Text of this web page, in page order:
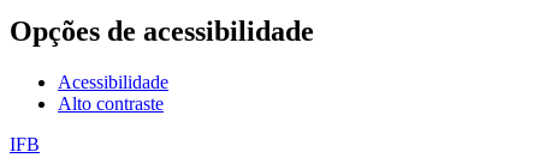
Opções de acessibilidade
Acessibilidade
Alto contraste
IFB